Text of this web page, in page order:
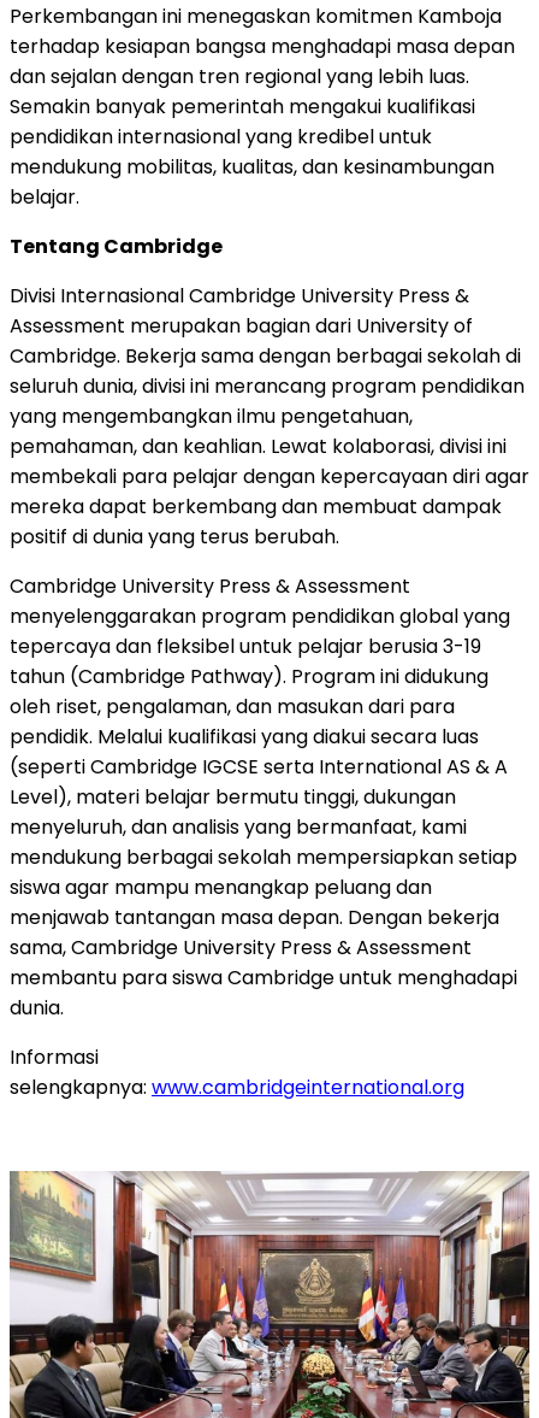
Perkembangan ini menegaskan komitmen Kamboja
terhadap kesiapan bangsa menghadapi masa depan
dan sejalan dengan tren regional yang lebih luas.
Semakin banyak pemerintah mengakui kualifikasi
pendidikan internasional yang kredibel untuk
mendukung mobilitas, kualitas, dan kesinambungan
belajar.
Tentang Cambridge
Divisi InternasionalCambridge University Press &
Assessment merupakan bagian dari University of
Cambridge. Bekerja sama dengan berbagai sekolah di
seluruh dunia, divisi ini merancang program pendidikan
yang mengembangkan ilmu pengetahuan,
pemahaman, dan keahlian. Lewat kolaborasi, divisi ini
membekali para pelajar dengan kepercayaan diri agar
mereka dapat berkembang dan membuat dampak
positif di dunia yang terus berubah.
Cambridge University Press & Assessment
menyelenggarakan program pendidikan global yang
tepercaya dan fleksibel untuk pelajar berusia 3-19
tahun (Cambridge Pathway). Program ini didukung
oleh riset, pengalaman, dan masukan dari para
pendidik. Melalui kualifikasi yang diakui secara luas
(seperti Cambridge IGCSE serta International AS & A
Level), materi belajar bermutu tinggi, dukungan
menyeluruh, dan analisis yang bermanfaat, kami
mendukung berbagai sekolah mempersiapkan setiap
siswa agar mampu menangkap peluang dan
menjawab tantangan masa depan. Dengan bekerja
sama,Cambridge University Press & Assessment
membantu para siswaCambridgeuntuk menghadapi
dunia.
Informasi
selengkapnya: www.cambridgeinternational.org